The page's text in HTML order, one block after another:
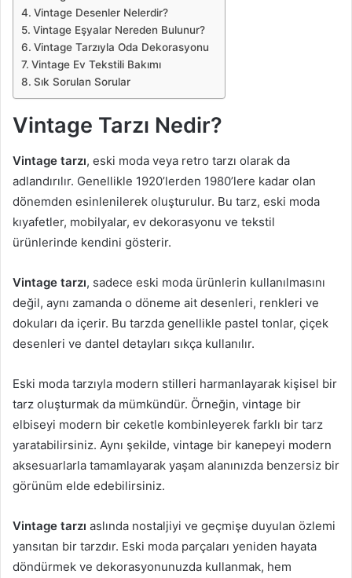
Vintage Desenler Nelerdir?
Vintage Eşyalar Nereden Bulunur?
Vintage Tarzıyla Oda Dekorasyonu
Vintage Ev Tekstili Bakımı
Sık Sorulan Sorular
Vintage Tarzı Nedir?
Vintage tarzı, eski moda veya retro tarzı olarak da
adlandırılır. Genellikle 1920’lerden 1980’lere kadar olan
dönemden esinlenilerek oluşturulur. Bu tarz, eski moda
kıyafetler, mobilyalar, ev dekorasyonu ve tekstil
ürünlerinde kendini gösterir.
Vintage tarzı, sadece eski moda ürünlerin kullanılmasını
değil, aynı zamanda o döneme ait desenleri, renkleri ve
dokuları da içerir. Bu tarzda genellikle pastel tonlar, çiçek
desenleri ve dantel detayları sıkça kullanılır.
Eski moda tarzıyla modern stilleri harmanlayarak kişisel bir
tarz oluşturmak da mümkündür. Örneğin, vintage bir
elbiseyi modern bir ceketle kombinleyerek farklı bir tarz
yaratabilirsiniz. Aynı şekilde, vintage bir kanepeyi modern
aksesuarlarla tamamlayarak yaşam alanınızda benzersiz bir
görünüm elde edebilirsiniz.
Vintage tarzı aslında nostaljiyi ve geçmişe duyulan özlemi
yansıtan bir tarzdır. Eski moda parçaları yeniden hayata
döndürmek ve dekorasyonunuzda kullanmak, hem